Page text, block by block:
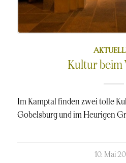
Kultur
Im Kamptal finden zwei tolle
Gobelsburg und im Heurigen
10. Mai